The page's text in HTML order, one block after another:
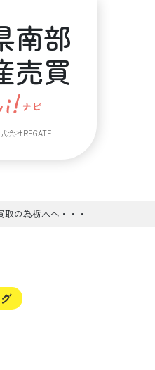
南部
売買
会社REGATE
取の為栃木へ・・・